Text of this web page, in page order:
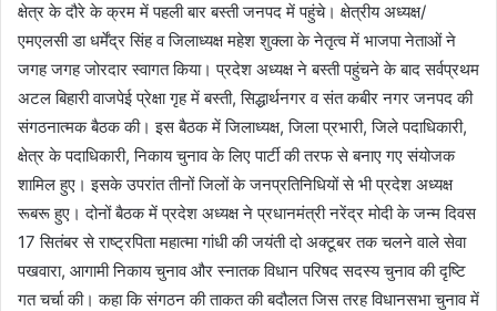
क्षेत्र के दौरे के क्रम में पहली बार बस्ती जनपद में पहुंचे। क्षेत्रीय अध्यक्ष/
एमएलसी डा धर्मेंद्र सिंह व जिलाध्यक्ष महेश शुक्ला के नेतृत्व में भाजपा नेताओं ने
जगह जगह जोरदार स्वागत किया। प्रदेश अध्यक्ष ने बस्ती पहुंचने के बाद सर्वप्रथम
अटल बिहारी वाजपेई प्रेक्षा गृह में बस्ती, सिद्धार्थनगर व संत कबीर नगर जनपद की
संगठनात्मक बैठक की। इस बैठक में जिलाध्यक्ष, जिला प्रभारी, जिले पदाधिकारी,
क्षेत्र के पदाधिकारी, निकाय चुनाव के लिए पार्टी की तरफ से बनाए गए संयोजक
शामिल हुए। इसके उपरांत तीनों जिलों के जनप्रतिनिधियों से भी प्रदेश अध्यक्ष
रूबरू हुए। दोनों बैठक में प्रदेश अध्यक्ष ने प्रधानमंत्री नरेंद्र मोदी के जन्म दिवस
17 सितंबर से राष्ट्रपिता महात्मा गांधी की जयंती दो अक्टूबर तक चलने वाले सेवा
पखवारा, आगामी निकाय चुनाव और स्नातक विधान परिषद सदस्य चुनाव की दृष्टि
गत चर्चा की। कहा कि संगठन की ताकत की बदौलत जिस तरह विधानसभा चुनाव में